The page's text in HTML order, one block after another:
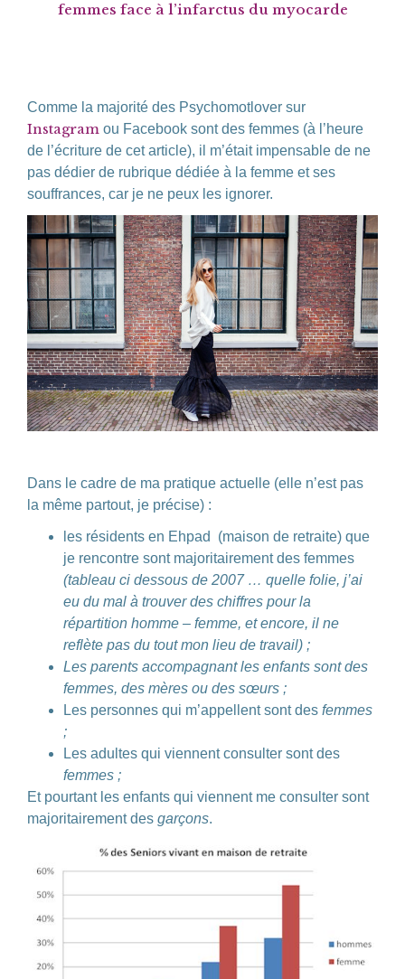
femmes face à l’infarctus du myocarde
Comme la majorité des Psychomotlover sur
Instagram ou Facebook sont des femmes (à l’heure
de l’écriture de cet article), il m’était impensable de ne
pas dédier de rubrique dédiée à la femme et ses
souffrances, car je ne peux les ignorer.
Dans le cadre de ma pratique actuelle (elle n’est pas
la même partout, je précise) :
les résidents en Ehpad (maison de retraite) que
je rencontre sont majoritairement des femmes
(tableau ci dessous de 2007 … quelle folie, j’ai
eu du mal à trouver des chiffres pour la
répartition homme – femme, et encore, il ne
reflète pas du tout mon lieu de travail) ;
Les parents accompagnant les enfants sont des
femmes, des mères ou des sœurs ;
Les personnes qui m’appellent sont des femmes
;
Les adultes qui viennent consulter sont des
femmes ;
Et pourtant les enfants qui viennent me consulter sont
majoritairement des garçons.